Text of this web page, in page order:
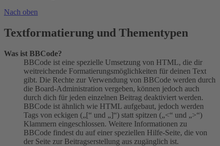
Nach oben
Textformatierung und Thementypen
Was ist BBCode?
BBCode ist eine spezielle Umsetzung von HTML, die dir
weitreichende Formatierungsmöglichkeiten für deinen Text
gibt. Die Rechte zur Verwendung von BBCode werden durch
die Board-Administration vergeben, können jedoch auch
durch dich für jeden einzelnen Beitrag deaktiviert werden.
BBCode ist ähnlich wie HTML aufgebaut, jedoch werden
Tags von eckigen („[“ und „]“) statt spitzen („<“ und „>“)
Klammern eingeschlossen. Weitere Informationen zu
BBCode findest du auf einer speziellen Hilfe-Seite, die von
der Seite zur Beitragserstellung aus zugänglich ist.